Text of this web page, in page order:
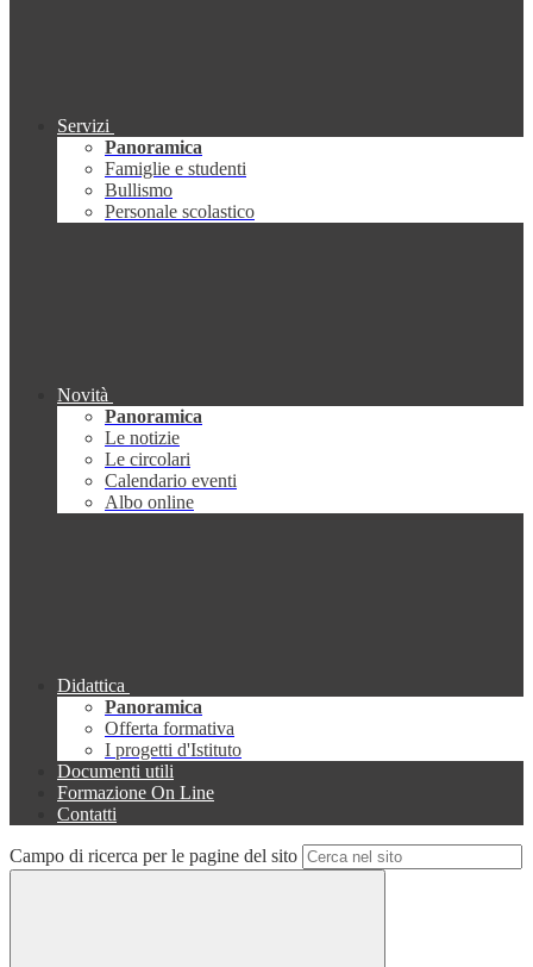
Servizi
Panoramica
Famiglie e studenti
Bullismo
Personale scolastico
Novità
Panoramica
Le notizie
Le circolari
Calendario eventi
Albo online
Didattica
Panoramica
Offerta formativa
I progetti d'Istituto
Documenti utili
Formazione On Line
Contatti
Campo di ricerca per le pagine del sito